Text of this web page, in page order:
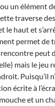
un élément
traverse
le haut et
permet de
peut
mais le jeu
Puisqu’il
écrite à
et un